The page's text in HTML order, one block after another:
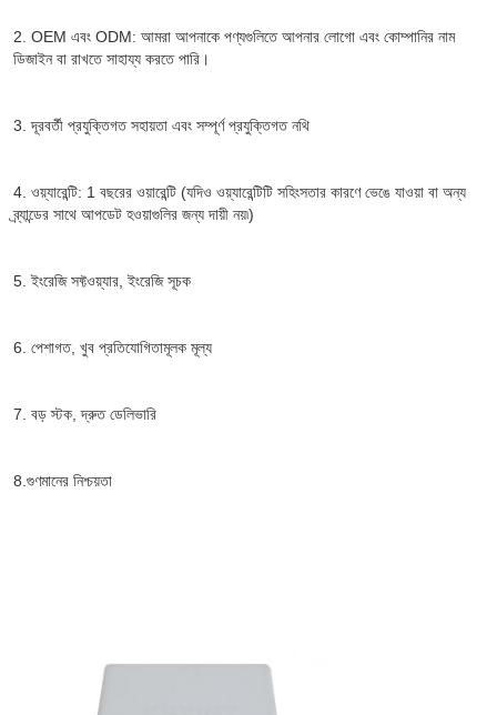
2. OEM এবং ODM: আমরা আপনাকে পণ্যগুলিতে আপনার লোগো এবং কোম্পানির নাম
ডিজাইন বা রাখতে সাহায্য করতে পারি।
3. দূরবর্তী প্রযুক্তিগত সহায়তা এবং সম্পূর্ণ প্রযুক্তিগত নথি
4. ওয়্যারেন্টি: 1 বছরের ওয়ারেন্টি (যদিও ওয়্যারেন্টিটি সহিংসতার কারণে ভেঙে যাওয়া বা অন্য
ব্র্যান্ডের সাথে আপডেট হওয়াগুলির জন্য দায়ী নয়৷)
5. ইংরেজি সফ্টওয়্যার, ইংরেজি সূচক
6. পেশাগত, খুব প্রতিযোগিতামূলক মূল্য
7. বড় স্টক, দ্রুত ডেলিভারি
8.গুণমানের নিশ্চয়তা